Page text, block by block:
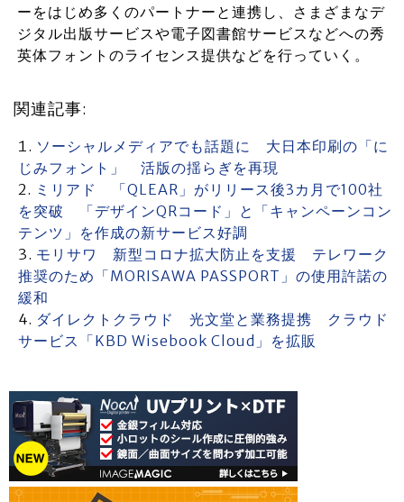
ーをはじめ多くのパートナーと連携し、さまざまなデ
ジタル出版サービスや電子図書館サービスなどへの秀
英体フォントのライセンス提供などを行っていく。
関連記事:
ソーシャルメディアでも話題に 大日本印刷の「に
じみフォント」 活版の揺らぎを再現
ミリアド 「QLEAR」がリリース後3カ月で100社
を突破 「デザインQRコード」と「キャンペーンコン
テンツ」を作成の新サービス好調
モリサワ 新型コロナ拡大防止を支援 テレワーク
推奨のため「MORISAWA PASSPORT」の使用許諾の
緩和
ダイレクトクラウド 光文堂と業務提携 クラウド
サービス「KBD Wisebook Cloud」を拡販